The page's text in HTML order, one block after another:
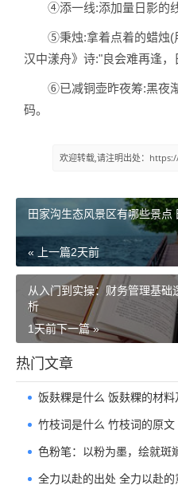
④添一线:添加量日影的线
⑤秉烛:拿着点着的蜡烛(
汉中漾舟》诗:"良会难再逢，
⑥已减铜壶昨夜筹:黑夜渐
码。
欢迎转载,请注明出处：
田家沟生态风景区有哪些景
« 上一篇2天前
从入门到实操：财务管理基
析
下一篇 »
1天前
热门文章
饭麸粿是什么 饭麸粿的材料
竹枝词是什么 竹枝词的原
色粉笔：以粉为墨，绘就斑